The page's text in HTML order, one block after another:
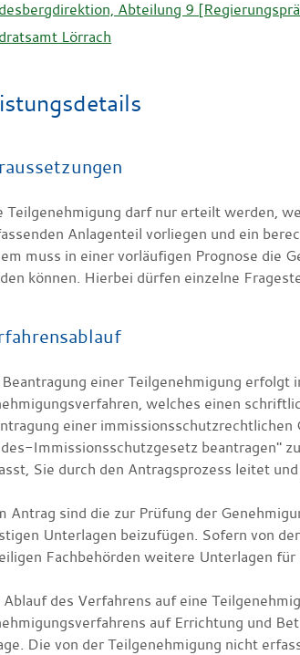
Abteilung 9
Lörrach
Teilgenehmigung darf nur erteilt werden,
Anlagenteil vorliegen und ein
muss in einer vorläufigen Prognose die
können. Hierbei dürfen einzelne
einer Teilgenehmigung
welches einen
einer
Immissionsschutzgesetz beantragen"
Sie durch den Antragsprozess leitet
Antrag sind die zur Prüfung der
Unterlagen beizufügen. Sofern von
Fachbehörden weitere Unterlagen
Ablauf des Verfahrens auf eine
auf Errichtung und
Die von der Teilgenehmigung nicht